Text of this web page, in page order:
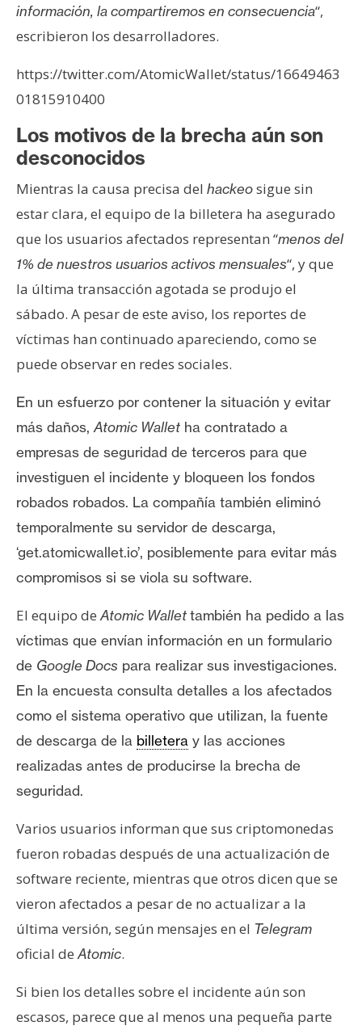
c
t
y
P
b
l
c
i
d
a
información, la compartiremos en consecuencia“,
escribieron los desarrolladores.
https://twitter.com/AtomicWallet/status/16649463
01815910400
Los motivos de la brecha aún son
desconocidos
Mientras la causa precisa del hackeosigue sin
estar clara, el equipo de la billetera ha asegurado
que los usuarios afectados representan “menos del
1% de nuestros usuarios activos mensuales“, y que
la última transacción agotada se produjo el
sábado. A pesar de este aviso, los reportes de
víctimas han continuado apareciendo, como se
puede observar en redes sociales.
En un esfuerzo por contener la situación y evitar
más daños, Atomic Wallet ha contratado a
empresas de seguridad de terceros para que
investiguen el incidente y bloqueen los fondos
robados robados. La compañía también eliminó
temporalmente su servidor de descarga,
‘get.atomicwallet.io’, posiblemente para evitar más
compromisos si se viola su software.
El equipo deAtomic Wallettambién ha pedido a las
víctimas que envían información en un formulario
de Google Docs para realizar sus investigaciones.
En la encuesta consulta detalles a los afectados
como el sistema operativo que utilizan, la fuente
de descarga de la billetera y las acciones
realizadas antes de producirse la brecha de
seguridad.
Varios usuarios informan que sus criptomonedas
fueron robadas después de una actualización de
software reciente, mientras que otros dicen que se
vieron afectados a pesar de no actualizar a la
última versión, según mensajes en el Telegram
oficial deAtomic.
Si bien los detalles sobre el incidente aún son
escasos, parece que al menos una pequeña parte